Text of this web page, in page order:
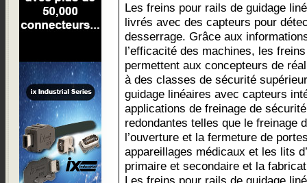
Les freins pour rails de guidage
livrés avec des capteurs pour
desserrage. Grâce aux
l’efficacité des machines, les
permettent aux concepteurs de
à des classes de sécurité
guidage linéaires avec capteurs
applications de freinage de
redondantes telles que le freinage
l’ouverture et la fermeture de
appareillages médicaux et les lits
primaire et secondaire et la
Les freins pour rails de guidage